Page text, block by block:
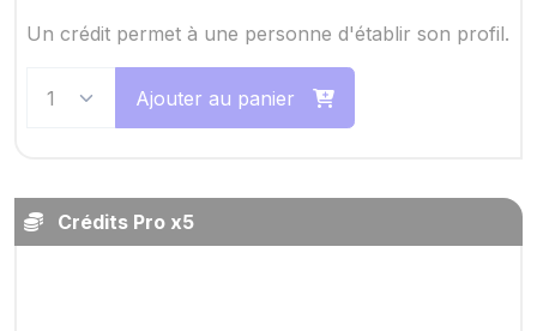
Un crédit permet à une personne d'établir son profil.
Ajouter au panier
Crédits Pro x5